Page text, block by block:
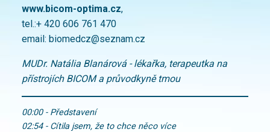
www.bicom-optima.cz,
tel.:+ 420 606 761 470
email: biomedcz@seznam.cz
MUDr. Natália Blanárová - lékařka, terapeutka na
přístrojích BICOM a průvodkyně tmou
00:00 - Představení
02:54 - Cítila jsem, že to chce něco více